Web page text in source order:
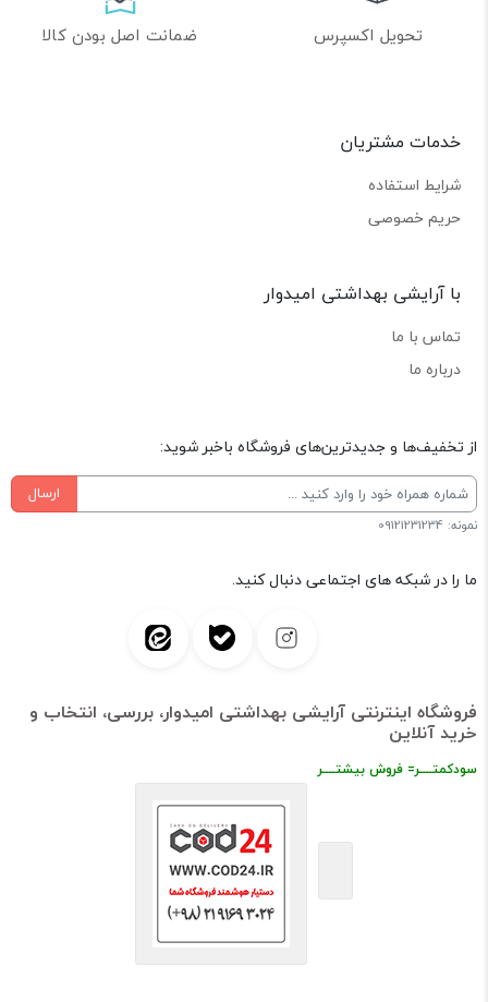
تحویل اکسپرس ضمانت اصل بودن کالا
خدمات مشتریان
شرایط استفاده
حریم خصوصی
با آرایشی بهداشتی امیدوار
تماس با ما
درباره ما
از تخفیف‌ها و جدیدترین‌های فروشگاه باخبر شوید:
ارسال
نمونه: 09121231234
ما را در شبکه های اجتماعی دنبال کنید.
فروشگاه اینترنتی آرایشی بهداشتی امیدوار، بررسی، انتخاب و
خرید آنلاین
سودکمتــــر= فروش بیشتــــر